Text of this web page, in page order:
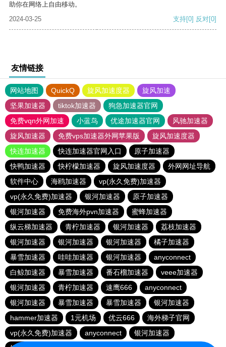
助你在网络上自由移动。
2024-03-25
支持[0] 反对[0]
友情链接
网站地图 QuickQ 旋风加速度器
旋风加速
坚果加速器
tiktok加速器
狗急加速器官网
免费vqn外网加速
小蓝鸟 优途加速器官网
风驰加速器
旋风加速器
免费vps加速器外网苹果版
旋风加速度器
快连加速器
快连加速器官网入口
原子加速器
快鸭加速器
快柠檬加速器 旋风加速度器
外网网址导航
软件中心
海鸥加速器
vp(永久免费)加速器
vp(永久免费)加速器
银河加速器
原子加速器
银河加速器
免费海外pvn加速器
蜜蜂加速器
纵云梯加速器
青柠加速器 银河加速器
荔枝加速器
银河加速器
银河加速器 银河加速器
橘子加速器
暴雪加速器
哇哇加速器 银河加速器
anyconnect
白鲸加速器
暴雪加速器 番石榴加速器
veee加速器
银河加速器
青柠加速器 速鹰666
anyconnect
银河加速器
暴雪加速器 暴雪加速器
银河加速器
hammer加速器
1元机场 优云666
海外梯子官网
vp(永久免费)加速器
anyconnect
银河加速器